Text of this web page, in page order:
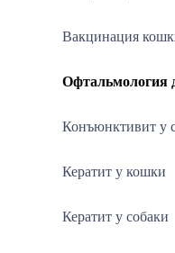
Вакцинация
Офтальмология
Конъюнктивит у
Кератит у кошки
Кератит у собаки